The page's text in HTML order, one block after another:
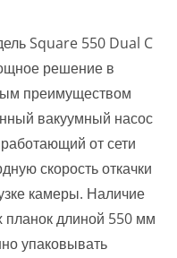
Square 550 Dual C
решение в
преимуществом
вакуумный насос
от сети
скорость откачки
камеры. Наличие
планок длиной 550 мм
упаковывать